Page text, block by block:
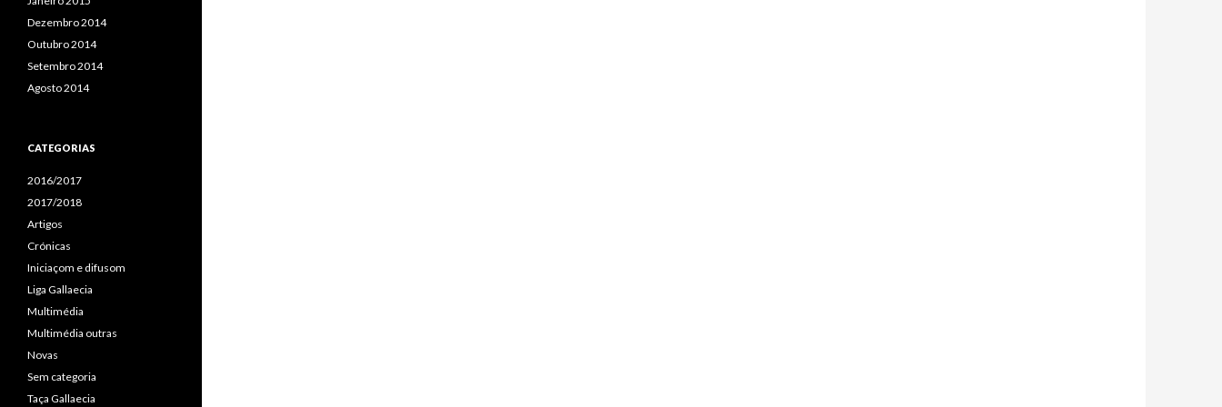
Dezembro 2014
Outubro 2014
Setembro 2014
Agosto 2014
CATEGORIAS
2016/2017
2017/2018
Artigos
Crónicas
Iniciaçom e difusom
Liga Gallaecia
Multimédia
Multimédia outras
Novas
Sem categoria
Taça Gallaecia